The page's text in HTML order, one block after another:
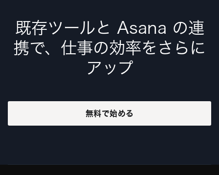
既存ツールと Asana の連
携で、仕事の効率をさらに
アップ
無料で始める